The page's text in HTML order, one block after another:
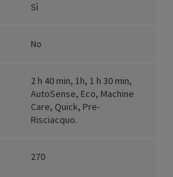
Sì
No
2 h 40 min, 1h, 1 h 30 min,
AutoSense, Eco, Machine
Care, Quick, Pre-
Risciacquo.
270